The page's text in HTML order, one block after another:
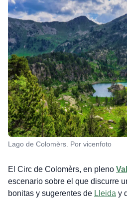
Lago de Colomèrs. Por vicenfoto
El Circ de Colomèrs, en pleno
escenario sobre el que discurre
bonitas y sugerentes de Lleida y